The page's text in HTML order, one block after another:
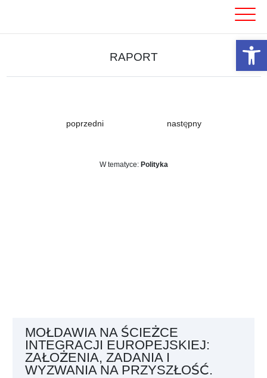
RAPORT
poprzedni następny
W tematyce: Polityka
MOŁDAWIA NA ŚCIEŻCE
INTEGRACJI EUROPEJSKIEJ:
ZAŁOŻENIA, ZADANIA I
WYZWANIA NA PRZYSZŁOŚĆ.